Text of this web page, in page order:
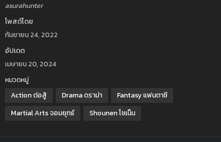
asurahunter
โพสต์โดย
กันยายน 24, 2022
อัปเดต
เมษายน 20, 2024
หมวดหมู่
Action ต่อสู้
Drama ดราม่า
Fantasy แฟนตาซี
Martial Arts จอมยุทธ์
Shounen โชเน็น